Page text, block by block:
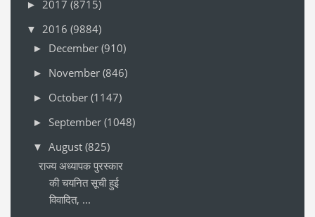
► 2017 (8715)
▼ 2016 (9884)
► December (910)
► November (846)
► October (1147)
► September (1048)
▼ August (825)
राज्य अध्यापक पुरस्कार
की चयनित सूची हुई
विवादित, ...